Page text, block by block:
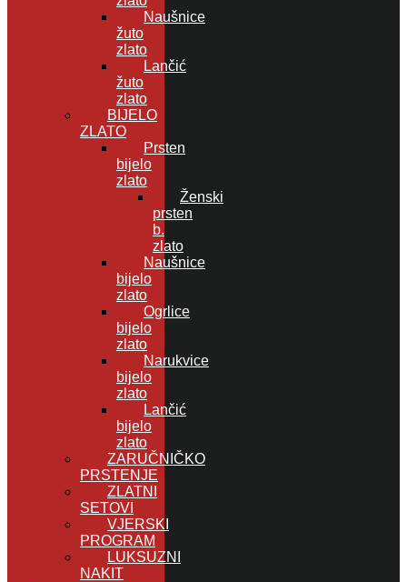
Naušnice
žuto
zlato
Lančić
žuto
zlato
BIJELO
ZLATO
Prsten
bijelo
zlato
Ženski
prsten
b.
zlato
Naušnice
bijelo
zlato
Ogrlice
bijelo
zlato
Narukvice
bijelo
zlato
Lančić
bijelo
zlato
ZARUČNIČKO
PRSTENJE
ZLATNI
SETOVI
VJERSKI
PROGRAM
LUKSUZNI
NAKIT